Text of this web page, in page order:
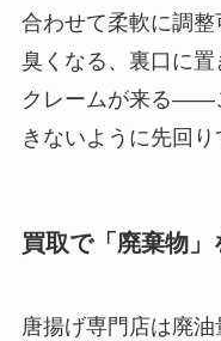
合わせて柔軟に調
臭くなる、裏口に
クレームが来る——
きないように先回り
買取で「廃棄物
唐揚げ専門店は廃油